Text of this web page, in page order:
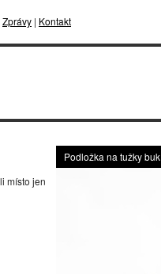
Zprávy | Kontakt
místo jen
Podložka na tužky buk